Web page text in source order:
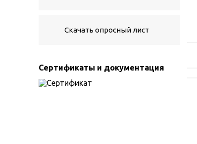
Скачать опросный лист
Сертификаты и документация